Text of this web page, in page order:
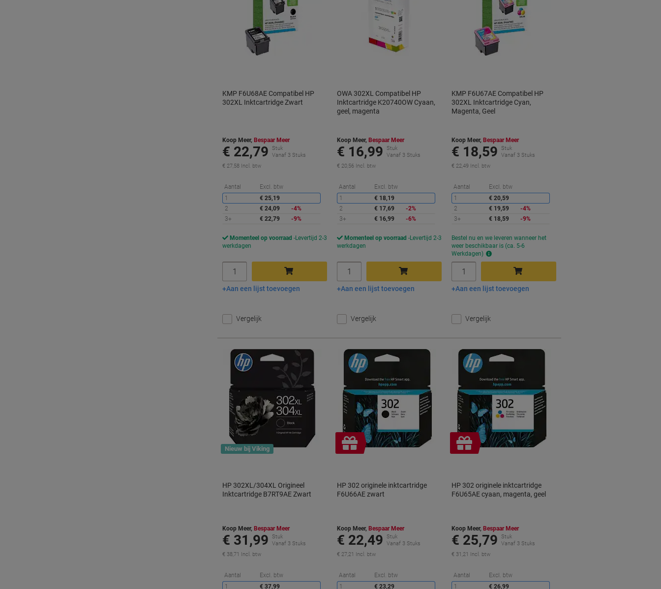
KMP F6U68AE Compatibel HP
302XL Inktcartridge Zwart
Koop Meer, Bespaar Meer
€ 22,79
Stuk
Vanaf 3 Stuks
€ 27,58 Incl. btw
Aantal Excl. btw
Korting
1
€ 25,19
2
€ 24,09
-4%
3+
€ 22,79 -9%
Momenteel op voorraad
Levertijd 2-3
werkdagen
In winkelwagen
Aan een lijst toevoegen
Vergelijk
OWA 302XL Compatibel HP
Inktcartridge K20740OW Cyaan,
geel, magenta
Koop Meer, Bespaar Meer
€ 16,99
Stuk
Vanaf 3 Stuks
€ 20,56 Incl. btw
Aantal Excl. btw
Korting
1
€ 18,19
2
€ 17,69
-2%
3+
€ 16,99 -6%
Momenteel op voorraad
Levertijd 2-3
werkdagen
In winkelwagen
Aan een lijst toevoegen
Vergelijk
KMP F6U67AE Compatibel HP
302XL Inktcartridge Cyan,
Magenta, Geel
Koop Meer, Bespaar Meer
€ 18,59
Stuk
Vanaf 3 Stuks
€ 22,49 Incl. btw
Aantal Excl. btw
1
€ 20,59
2
€ 19,59
-4%
3+
€ 18,59 -9%
Tijdelijk
niet
op
voorraad
Bestel nu en we leveren wanneer het
weer beschikbaar is (ca. 5-6
Werkdagen)
In winkelwagen
Aan een lijst toevoegen
Vergelijk
Nieuw bij Viking
HP 302XL/304XL Origineel
Inktcartridge B7RT9AE Zwart
Koop Meer, Bespaar Meer
€ 31,99
Stuk
Vanaf 3 Stuks
€ 38,71 Incl. btw
Aantal Excl. btw
Korting
1
€ 37,99
Geschenk
HP 302 originele inktcartridge
F6U66AE zwart
Koop Meer, Bespaar Meer
€ 22,49
Stuk
Vanaf 3 Stuks
€ 27,21 Incl. btw
Aantal Excl. btw
Korting
1
€ 23,29
Geschenk
HP 302 originele inktcartridge
F6U65AE cyaan, magenta, geel
Koop Meer, Bespaar Meer
€ 25,79
Stuk
Vanaf 3 Stuks
€ 31,21 Incl. btw
Aantal Excl. btw
1
€ 26,99